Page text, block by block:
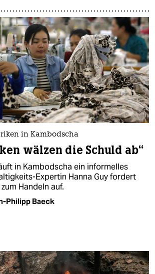
in Kambodscha
wälzen die Schuld ab“
in Kambodscha ein informelles
Expertin Hanna Guy fordert
Handeln auf.
Philipp Baeck